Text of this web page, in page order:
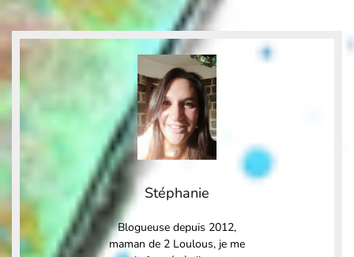
Stéphanie
Blogueuse depuis 2012,
maman de 2 Loulous, je me